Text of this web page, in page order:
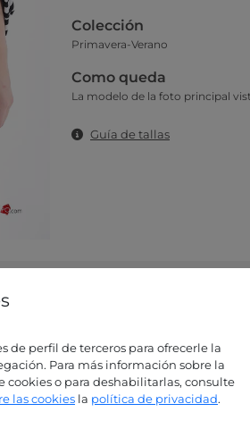
de perfil de terceros para ofrecerle la
Para más información sobre la
cookies o para deshabilitarlas, consulte
las cookies la política de privacidad.
Colección
Primavera-Verano
Como queda
La modelo de la foto principal
Guía de tallas